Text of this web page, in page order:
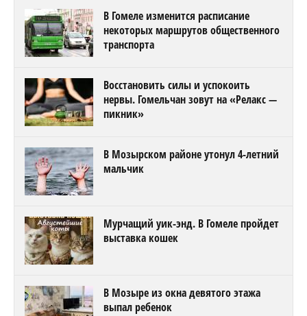
В Гомеле изменится расписание
некоторых маршрутов общественного
транспорта
Восстановить силы и успокоить
нервы. Гомельчан зовут на «Релакс —
пикник»
В Мозырском районе утонул 4-летний
мальчик
Мурчащий уик-энд. В Гомеле пройдет
выставка кошек
В Мозыре из окна девятого этажа
выпал ребенок